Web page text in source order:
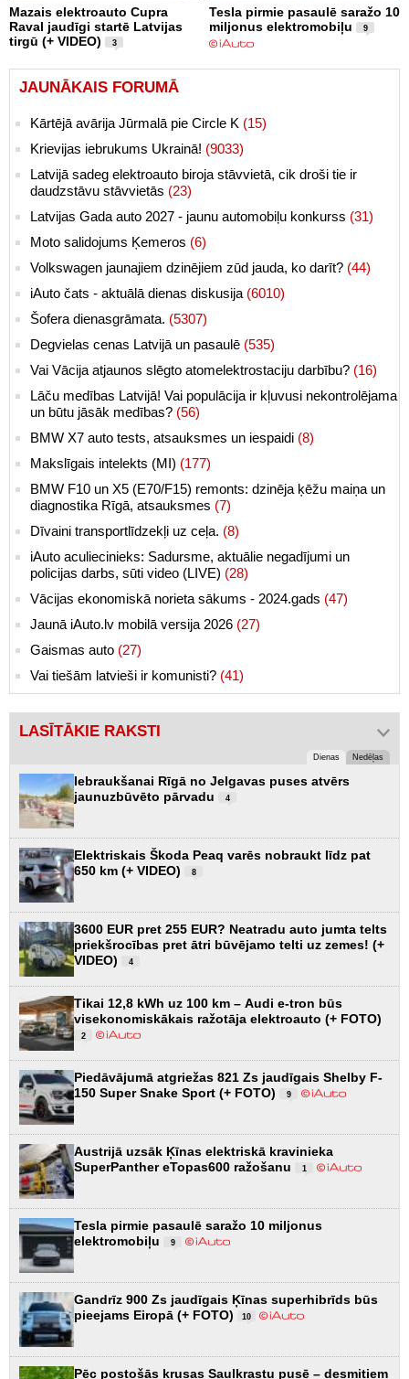
Mazais elektroauto Cupra
Raval jaudīgi startē Latvijas
tirgū (+ VIDEO)
3
Tesla pirmie pasaulē saražo 10
miljonus elektromobiļu
9
JAUNĀKAIS FORUMĀ
Kārtējā avārija Jūrmalā pie Circle K (15)
Krievijas iebrukums Ukrainā! (9033)
Latvijā sadeg elektroauto biroja stāvvietā, cik droši tie ir
daudzstāvu stāvvietās (23)
Latvijas Gada auto 2027 - jaunu automobiļu konkurss (31)
Moto salidojums Ķemeros (6)
Volkswagen jaunajiem dzinējiem zūd jauda, ko darīt? (44)
iAuto čats - aktuālā dienas diskusija (6010)
Šofera dienasgrāmata. (5307)
Degvielas cenas Latvijā un pasaulē (535)
Vai Vācija atjaunos slēgto atomelektrostaciju darbību? (16)
Lāču medības Latvijā! Vai populācija ir kļuvusi nekontrolējama
un būtu jāsāk medības? (56)
BMW X7 auto tests, atsauksmes un iespaidi (8)
Makslīgais intelekts (MI) (177)
BMW F10 un X5 (E70/F15) remonts: dzinēja ķēžu maiņa un
diagnostika Rīgā, atsauksmes (7)
Dīvaini transportlīdzekļi uz ceļa. (8)
iAuto aculiecinieks: Sadursme, aktuālie negadījumi un
policijas darbs, sūti video (LIVE) (28)
Vācijas ekonomiskā norieta sākums - 2024.gads (47)
Jaunā iAuto.lv mobilā versija 2026 (27)
Gaismas auto (27)
Vai tiešām latvieši ir komunisti? (41)
LASĪTĀKIE RAKSTI
Dienas Nedēļas
Iebraukšanai Rīgā no Jelgavas puses atvērs
jaunuzbūvēto pārvadu
4
Elektriskais Škoda Peaq varēs nobraukt līdz pat
650 km (+ VIDEO)
8
3600 EUR pret 255 EUR? Neatradu auto jumta telts
priekšrocības pret ātri būvējamo telti uz zemes! (+
VIDEO)
4
Tikai 12,8 kWh uz 100 km – Audi e-tron būs
visekonomiskākais ražotāja elektroauto (+ FOTO)
2
Piedāvājumā atgriežas 821 Zs jaudīgais Shelby F-
150 Super Snake Sport (+ FOTO)
9
Austrijā uzsāk Ķīnas elektriskā kravinieka
SuperPanther eTopas600 ražošanu
1
Tesla pirmie pasaulē saražo 10 miljonus
elektromobiļu
9
Gandrīz 900 Zs jaudīgais Ķīnas superhibrīds būs
pieejams Eiropā (+ FOTO)
10
Pēc postošās krusas Saulkrastu pusē – desmitiem